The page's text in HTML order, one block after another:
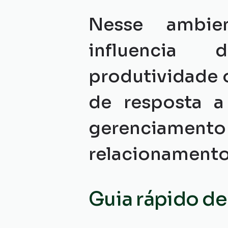
Nesse
influencia
produtividade
de resposta
Guia rápido